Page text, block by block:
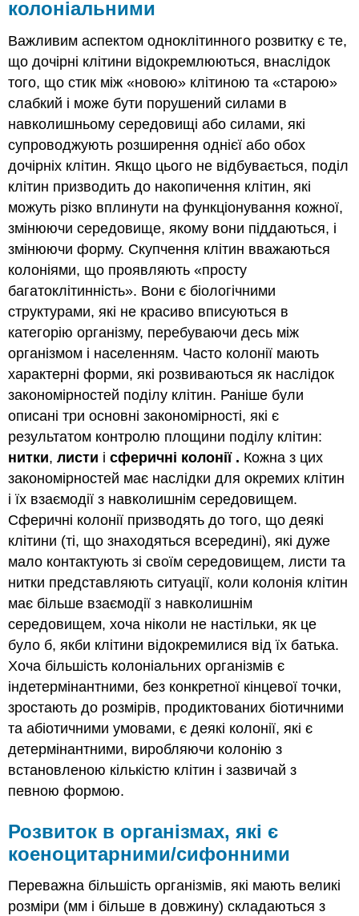
колоніальними
Важливим аспектом одноклітинного розвитку є те,
що дочірні клітини відокремлюються, внаслідок
того, що стик між «новою» клітиною та «старою»
слабкий і може бути порушений силами в
навколишньому середовищі або силами, які
супроводжують розширення однієї або обох
дочірніх клітин. Якщо цього не відбувається, поділ
клітин призводить до накопичення клітин, які
можуть різко вплинути на функціонування кожної,
змінюючи середовище, якому вони піддаються, і
змінюючи форму. Скупчення клітин вважаються
колоніями, що проявляють «просту
багатоклітинність». Вони є біологічними
структурами, які не красиво вписуються в
категорію організму, перебуваючи десь між
організмом і населенням. Часто колонії мають
характерні форми, які розвиваються як наслідок
закономірностей поділу клітин. Раніше були
описані три основні закономірності, які є
результатом контролю площини поділу клітин:
нитки,листи ісферичні колонії . Кожна з цих
закономірностей має наслідки для окремих клітин
і їх взаємодії з навколишнім середовищем.
Сферичні колонії призводять до того, що деякі
клітини (ті, що знаходяться всередині), які дуже
мало контактують зі своїм середовищем, листи та
нитки представляють ситуації, коли колонія клітин
має більше взаємодії з навколишнім
середовищем, хоча ніколи не настільки, як це
було б, якби клітини відокремилися від їх батька.
Хоча більшість колоніальних організмів є
індетермінантними, без конкретної кінцевої точки,
зростають до розмірів, продиктованих біотичними
та абіотичними умовами, є деякі колонії, які є
детермінантними, виробляючи колонію з
встановленою кількістю клітин і зазвичай з
певною формою.
Розвиток в організмах, які є
коеноцитарними/сифонними
Переважна більшість організмів, які мають великі
розміри (мм і більше в довжину) складаються з